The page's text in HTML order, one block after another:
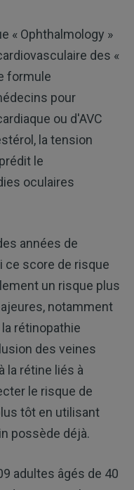
« Ophthalmology »
des «
formule
pour
ou d'AVC
la tension
le
oculaires
années de
ce score de risque
un risque plus
notamment
rétinopathie
des veines
la rétine liés à
le risque de
tôt en utilisant
possède déjà.
adultes âgés de 40